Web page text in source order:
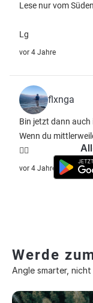
Lese nur vom
Lg
vor 4 Jahre
flxnga
Bin jetzt dann
Wenn du
✌🏼
vor 4 Jahre
Werde
Angle smarter, nicht